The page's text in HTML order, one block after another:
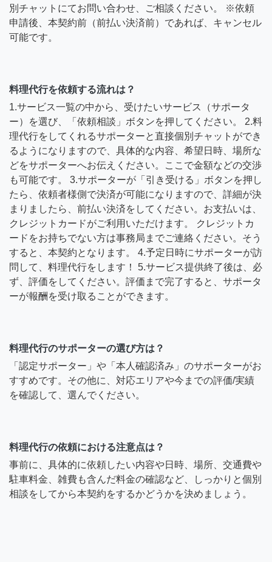
別チャットにてお問い合わせ、ご相談ください。 ※依頼
申請後、本契約前（前払い決済前）であれば、キャンセル
可能です。
料理代行を依頼する流れは？
1.サービス一覧の中から、受けたいサービス（サポータ
ー）を選び、「依頼相談」ボタンを押してください。 2.料
理代行をしてくれるサポーターと直接個別チャットができ
るようになりますので、具体的な内容、希望日時、場所な
どをサポーターへお伝えください。ここで金額などの交渉
も可能です。 3.サポーターが「引き受ける」ボタンを押し
たら、依頼者様側で決済が可能になりますので、詳細が決
まりましたら、前払い決済をしてください。お支払いは、
クレジットカードがご利用いただけます。 クレジットカ
ードをお持ちでない方は事務局までご連絡ください。そう
すると、本契約となります。 4.予定日時にサポーターが訪
問して、料理代行をします！ 5.サービス提供終了後は、必
ず、評価をしてください。評価まで完了すると、サポータ
ーが報酬を受け取ることができます。
料理代行のサポーターの選び方は？
「認定サポーター」や「本人確認済み」のサポーターがお
すすめです。その他に、対応エリアや今までの評価/実績
を確認して、選んでください。
料理代行の依頼における注意点は？
事前に、具体的に依頼したい内容や日時、場所、交通費や
駐車料金、雑費も含んだ料金の確認など、しっかりと個別
相談をしてから本契約をするかどうかを決めましょう。